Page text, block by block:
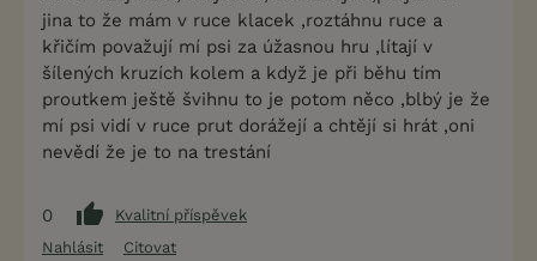
jina to že mám v ruce klacek ,roztáhnu ruce a
křičím považují mí psi za úžasnou hru ,lítají v
šílených kruzích kolem a když je při běhu tím
proutkem ještě švihnu to je potom něco ,blbý je že
mí psi vidí v ruce prut dorážejí a chtějí si hrát ,oni
nevědí že je to na trestání
0
Kvalitní příspěvek
Nahlásit
Citovat